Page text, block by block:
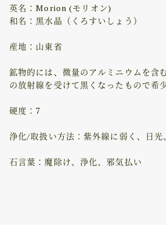
英名：Morion (モリオン)
和名：黒水晶（くろすいしょう）
産地：山東省
鉱物的には、微量のアルミニウムを含
の放射線を受けて黒くなったもので希少
硬度：7
浄化/取扱い方法：紫外線に弱く、日光
石言葉：魔除け、浄化、邪気払い